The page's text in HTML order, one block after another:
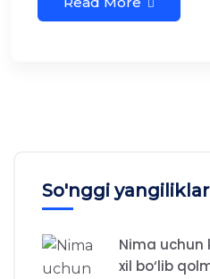
So'nggi yangiliklar
Nima uchun
xil bo‘lib